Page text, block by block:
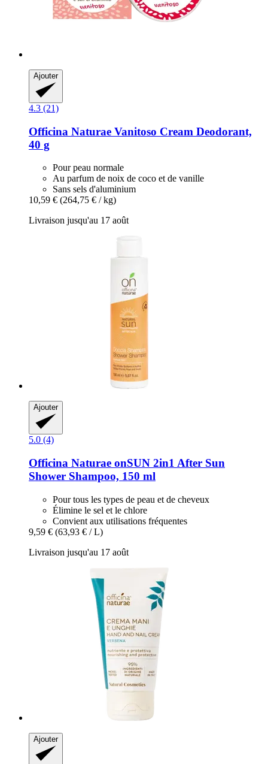
Ajouter
4.3 (21)
Officina Naturae Vanitoso Cream Deodorant,
40 g
Pour peau normale
Au parfum de noix de coco et de vanille
Sans sels d'aluminium
10,59 € (264,75 € / kg)
Livraison jusqu'au 17 août
Ajouter
5.0 (4)
Officina Naturae onSUN 2in1 After Sun
Shower Shampoo, 150 ml
Pour tous les types de peau et de cheveux
Élimine le sel et le chlore
Convient aux utilisations fréquentes
9,59 € (63,93 € / L)
Livraison jusqu'au 17 août
Ajouter